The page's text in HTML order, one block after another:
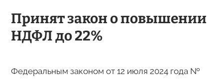
Принят закон о повышении
НДФЛ до 22%
Федеральным законом от 12 июля 2024 года №